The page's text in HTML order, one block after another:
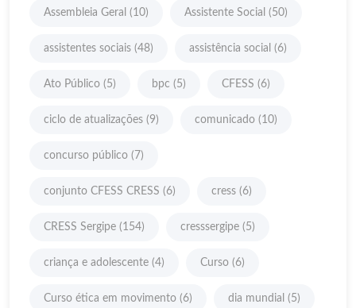
Assembleia Geral (10) Assistente Social (50)
assistentes sociais (48) assistência social (6)
Ato Público (5) bpc (5) CFESS (6)
ciclo de atualizações (9) comunicado (10)
concurso público (7)
conjunto CFESS CRESS (6) cress (6)
CRESS Sergipe (154) cresssergipe (5)
criança e adolescente (4) Curso (6)
Curso ética em movimento (6) dia mundial (5)